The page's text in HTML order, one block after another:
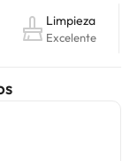
Limpieza
Excelente